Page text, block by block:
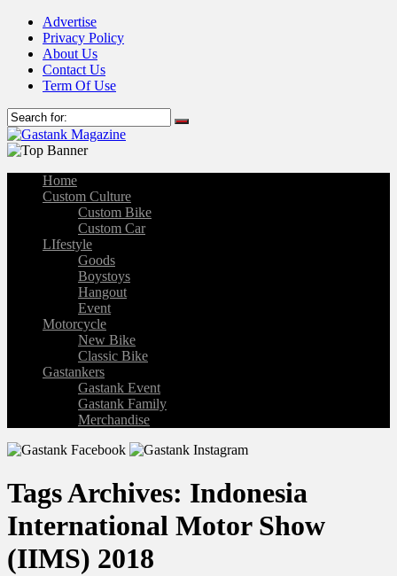
Advertise
Privacy Policy
About Us
Contact Us
Term Of Use
Home
Custom Culture
Custom Bike
Custom Car
LIfestyle
Goods
Boystoys
Hangout
Event
Motorcycle
New Bike
Classic Bike
Gastankers
Gastank Event
Gastank Family
Merchandise
Tags Archives: Indonesia
International Motor Show
(IIMS) 2018